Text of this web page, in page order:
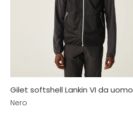
Gilet softshell Lankin VI da uomo
Nero